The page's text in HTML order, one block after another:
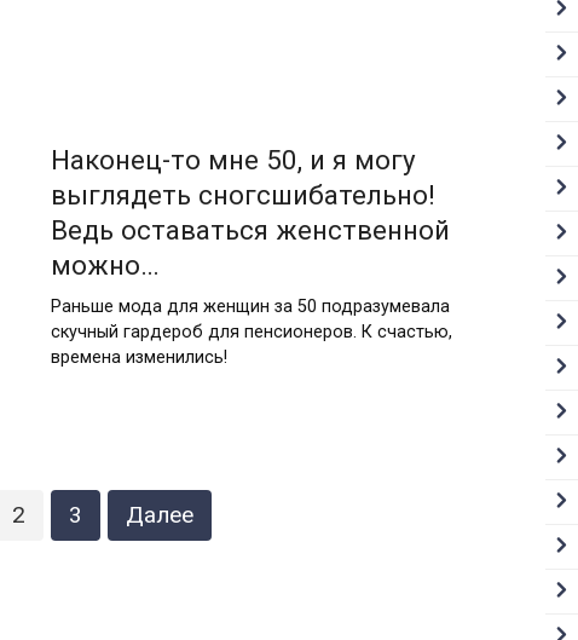
Наконец-то мне 50, и я могу
выглядеть сногсшибательно!
Ведь оставаться женственной
можно…
Раньше мода для женщин за 50 подразумевала
скучный гардероб для пенсионеров. К счастью,
времена изменились!
2 3 Далее